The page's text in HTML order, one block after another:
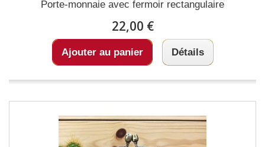
Porte-monnaie avec fermoir rectangulaire
22,00 €
Ajouter au panier Détails